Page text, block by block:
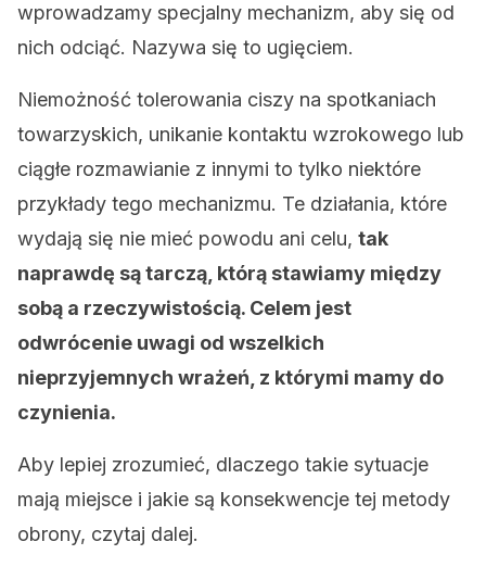
wprowadzamy specjalny mechanizm, aby się od
nich odciąć. Nazywa się to ugięciem.
Niemożność tolerowania ciszy na spotkaniach
towarzyskich, unikanie kontaktu wzrokowego lub
ciągłe rozmawianie z innymi to tylko niektóre
przykłady tego mechanizmu. Te działania, które
wydają się nie mieć powodu ani celu, tak
naprawdę są tarczą, którą stawiamy między
sobą a rzeczywistością. Celem jest
odwrócenie uwagi od wszelkich
nieprzyjemnych wrażeń, z którymi mamy do
czynienia.
Aby lepiej zrozumieć, dlaczego takie sytuacje
mają miejsce i jakie są konsekwencje tej metody
obrony, czytaj dalej.